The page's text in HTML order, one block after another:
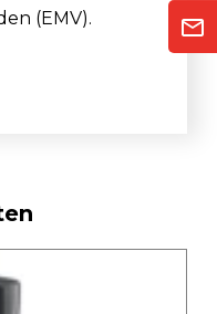
(EMV).